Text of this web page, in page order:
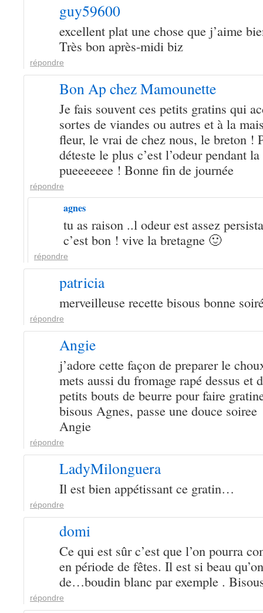
guy59600
excellent plat une chose que j’aime
Très bon après-midi biz
répondre
Bon Ap chez Mamounette
Je fais souvent ces petits gratins qui
sortes de viandes ou autres et à la
fleur, le vrai de chez nous, le breton !
déteste le plus c’est l’odeur pendant
pueeeeeee ! Bonne fin de journée
répondre
agnes
tu as raison ..l odeur est assez
c’est bon ! vive la bretagne 🙂
répondre
patricia
merveilleuse recette bisous bonne
répondre
Angie
j’adore cette façon de preparer le
mets aussi du fromage rapé dessus et
petits bouts de beurre pour faire
bisous Agnes, passe une douce soiree
Angie
répondre
LadyMilonguera
Il est bien appétissant ce gratin…
répondre
domi
Ce qui est sûr c’est que l’on pourra
en période de fêtes. Il est si beau
de…boudin blanc par exemple .
répondre